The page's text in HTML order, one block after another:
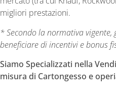
migliori prestazioni.
* Secondo la normativa
beneficiare di incentivi e bonus
Siamo Specializzati nella
misura di Cartongesso e